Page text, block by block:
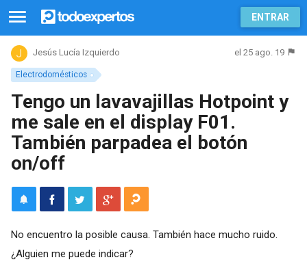
ENTRAR
Electrodomésticos
Jesús Lucía Izquierdo el 25 ago. 19
Tengo un lavavajillas Hotpoint y
me sale en el display F01.
También parpadea el botón
on/off
No encuentro la posible causa. También hace mucho ruido.
¿Alguien me puede indicar?